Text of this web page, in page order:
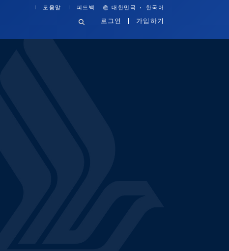
도움말 피드백 대한민국 · 한국어
로그인 가입하기